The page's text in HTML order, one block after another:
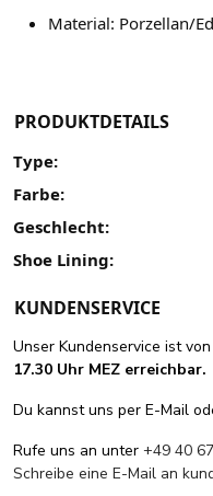
Material: Porzellan/
PRODUKTDETAILS
Type:
Farbe:
Geschlecht:
Shoe Lining:
KUNDENSERVICE
Unser Kundenservice ist von
17.30 Uhr MEZ erreichbar.
Du kannst uns per E-Mail
Rufe uns an unter +49 40
Schreibe eine E-Mail an